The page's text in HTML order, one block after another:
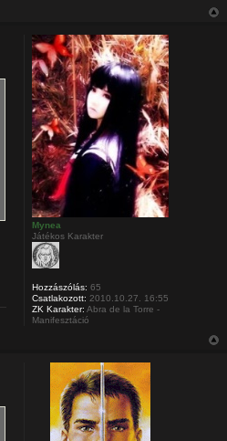
Mynea
Játékos Karakter
Hozzászólás: 65
Csatlakozott: 2010.10.27. 16:55
ZK Karakter: Abra de la Torre -
Manifesztáció